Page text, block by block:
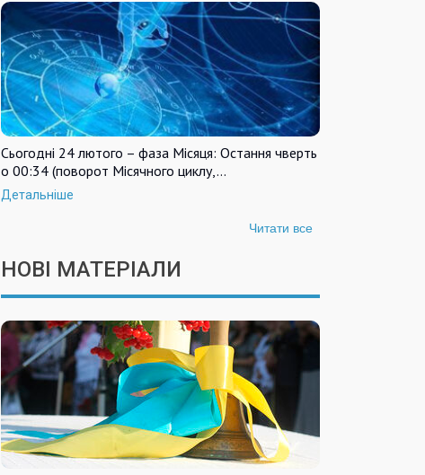
Сьогодні 24 лютого – фаза Місяця: Остання чверть
о 00:34 (поворот Місячного циклу,…
Детальніше
Читати все
НОВІ МАТЕРІАЛИ